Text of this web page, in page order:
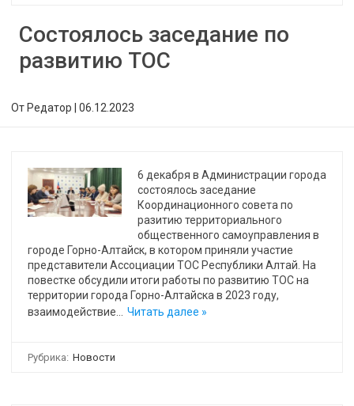
Состоялось заседание по
развитию ТОС
От Редатор 06.12.2023
6 декабря в Администрации города
состоялось заседание
Координационного совета по
разитию территориального
общественного самоуправления в
городе Горно-Алтайск, в котором приняли участие
представители Ассоциации ТОС Республики Алтай. На
повестке обсудили итоги работы по развитию ТОС на
территории города Горно-Алтайска в 2023 году,
взаимодействие…
Читать далее »
Рубрика: Новости